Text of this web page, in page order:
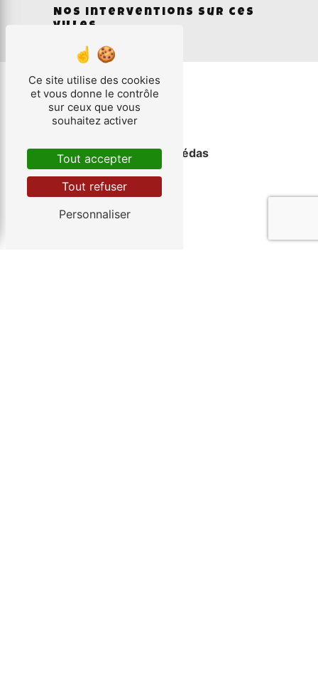
Nos interventions sur ces
villes
Saint-Jean-de-Védas
Ce site utilise des cookies
et vous donne le contrôle
sur ceux que vous
souhaitez activer
Tout accepter
Tout refuser
Personnaliser